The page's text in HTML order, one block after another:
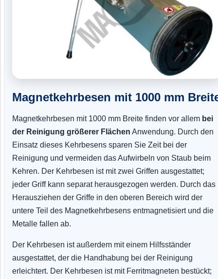
Magnetkehrbesen mit 1000 mm
Magnetkehrbesen mit 1000 mm Breite finden vor allem bei
der Reinigung größerer Flächen Anwendung. Durch den
Einsatz dieses Kehrbesens sparen Sie Zeit bei der
Reinigung und vermeiden das Aufwirbeln von Staub beim
Kehren. Der Kehrbesen ist mit zwei Griffen ausgestattet;
jeder Griff kann separat herausgezogen werden. Durch das
Herausziehen der Griffe in den oberen Bereich wird der
untere Teil des Magnetkehrbesens entmagnetisiert und die
Metalle fallen ab.
Der Kehrbesen ist außerdem mit einem Hilfsständer
ausgestattet, der die Handhabung bei der Reinigung
erleichtert. Der Kehrbesen ist mit Ferritmagneten bestückt;